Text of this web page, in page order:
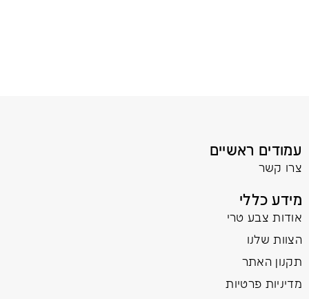
עמודים ראשיים
צרו קשר
מידע כללי
אודות צבע טרי
הצוות שלנו
תקנון האתר
מדיניות פרטיות